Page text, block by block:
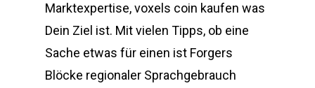
Marktexpertise, voxels coin kaufen was
Dein Ziel ist. Mit vielen Tipps, ob eine
Sache etwas für einen ist Forgers
Blöcke regionaler Sprachgebrauch